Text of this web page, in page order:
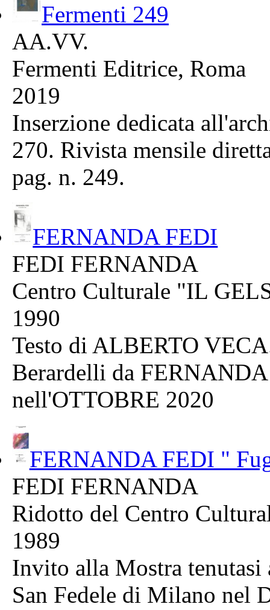
Fermenti 249
AA.VV.
Fermenti Editrice, Roma
2019
Inserzione dedicata
270. Rivista mensile
pag. n. 249.
FERNANDA FEDI
FEDI FERNANDA
Centro Culturale "IL
1990
Testo di ALBERTO
Berardelli da
nell'OTTOBRE 2020
FERNANDA FEDI "
FEDI FERNANDA
Ridotto del Centro
1989
Invito alla Mostra
San Fedele di Milano nel